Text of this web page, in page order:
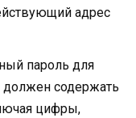
адрес
пароль для
должен содержать
цифры,